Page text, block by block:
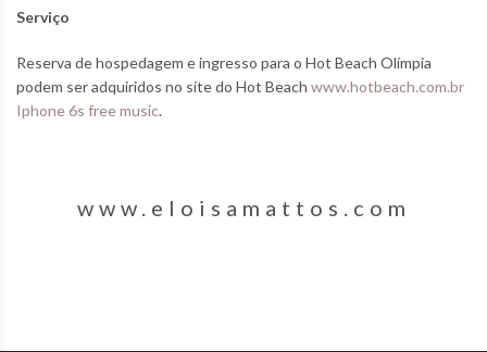
Serviço
Reserva de hospedagem e ingresso para o Hot Beach Olímpia
podem ser adquiridos no site do Hot Beach www.hotbeach.com.br
Iphone 6s free music.
www.eloisamattos.com